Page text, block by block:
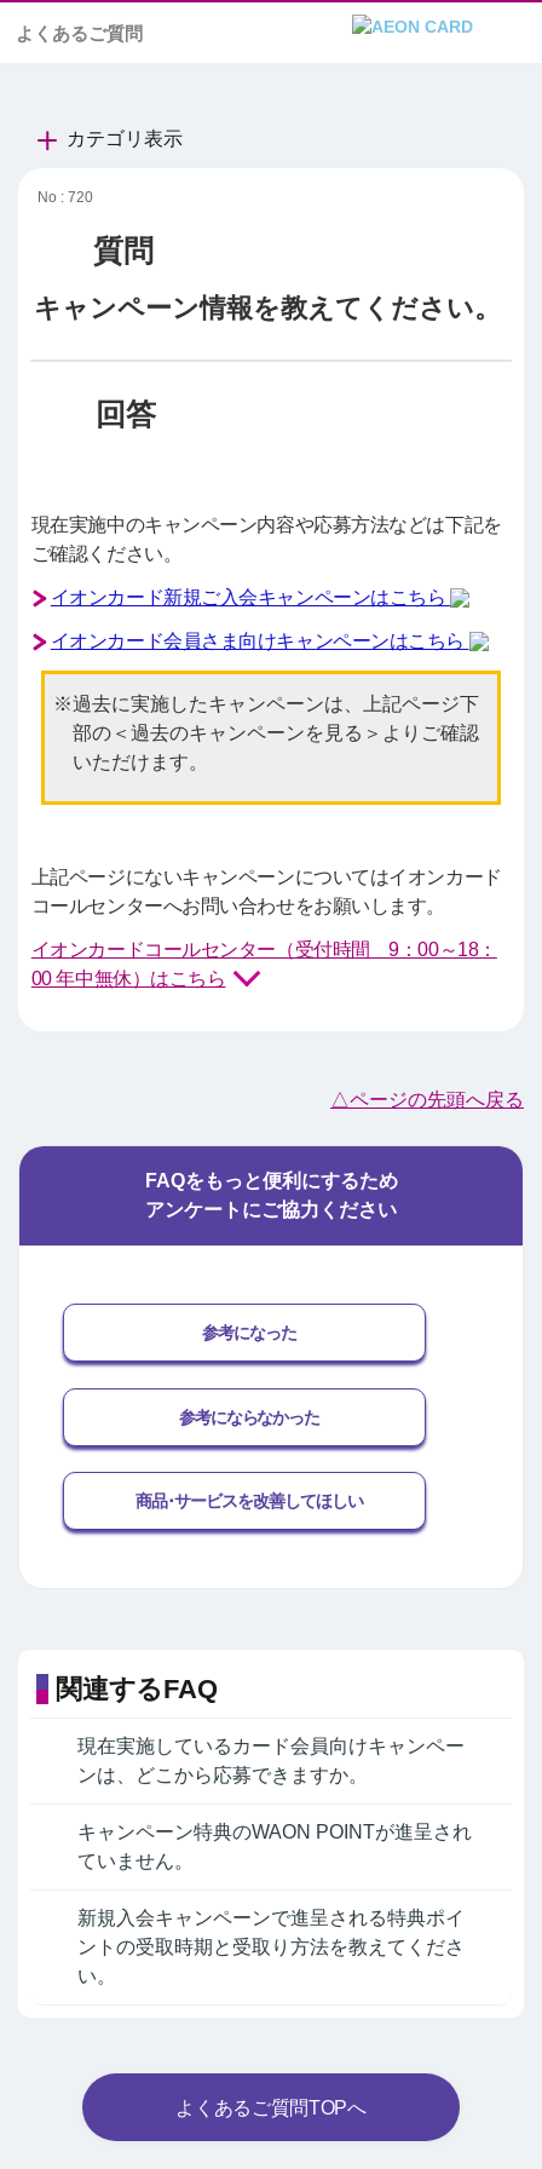
よくあるご質問
カテゴリ表示
No : 720
キャンペーン情報を教えてください。
現在実施中のキャンペーン内容や応募方法などは下記を
ご確認ください。
イオンカード新規ご入会キャンペーンはこちら
イオンカード会員さま向けキャンペーンはこちら
過去に実施したキャンペーンは、上記ページ下
部の＜過去のキャンペーンを見る＞よりご確認
いただけます。
上記ページにないキャンペーンについてはイオンカード
コールセンターへお問い合わせをお願いします。
イオンカードコールセンター（受付時間 9：00～18：
00 年中無休）はこちら
△ページの先頭へ戻る
FAQをもっと便利にするため
アンケートにご協力ください
参考になった
参考にならなかった
商品･サービスを改善してほしい
関連するFAQ
現在実施しているカード会員向けキャンペー
ンは、どこから応募できますか。
キャンペーン特典のWAON POINTが進呈され
ていません。
新規入会キャンペーンで進呈される特典ポイ
ントの受取時期と受取り方法を教えてくださ
い。
よくあるご質問TOPへ